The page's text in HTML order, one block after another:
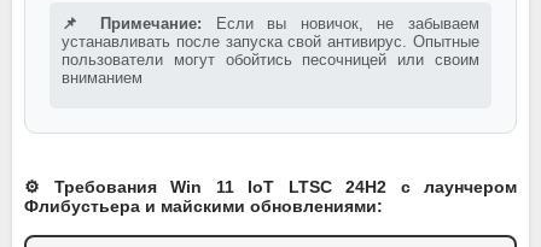
📌 Примечание: Если вы новичок, не забываем
устанавливать после запуска свой антивирус. Опытные
пользователи могут обойтись песочницей или своим
вниманием
⚙️ Требования Win 11 IoT LTSC 24H2 с лаунчером
Флибустьера и майскими обновлениями: